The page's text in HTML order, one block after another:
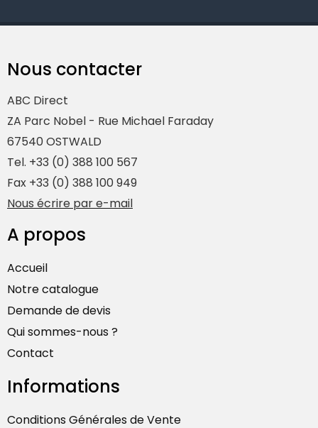
Nous contacter
ABC Direct
ZA Parc Nobel - Rue Michael Faraday
67540 OSTWALD
Tel. +33 (0) 388 100 567
Fax +33 (0) 388 100 949
Nous écrire par e-mail
A propos
Accueil
Notre catalogue
Demande de devis
Qui sommes-nous ?
Contact
Informations
Conditions Générales de Vente